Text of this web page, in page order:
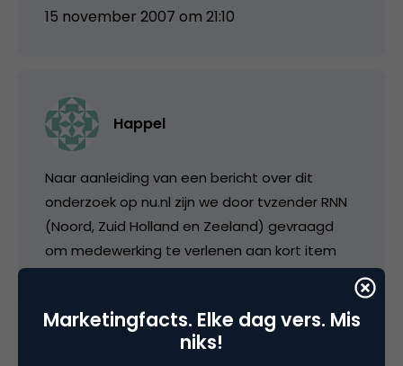
15 november 2007 om 21:10
Happel
Naar aanleiding van een bericht over dit
onderzoek op nu.nl zijn we door tvzender RNN
(Noord, Zuid Holland en Zeeland) gevraagd
om medewerking te verlenen aan kort item
over webloggen.
Dit item werd gisteravond uitgezonden op
RNN en is uiteraard ook online terug te vinden:
Marketingfacts. Elke dag vers. Mis
niks!